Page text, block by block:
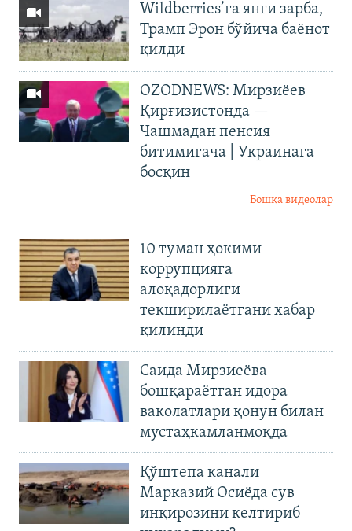
Wildberries’га янги зарба,
Трамп Эрон бўйича баёнот
қилди
OZODNEWS: Мирзиёев
Қирғизистонда —
Чашмадан пенсия
битимигача | Украинага
босқин
Бошқа видеолар
10 туман ҳокими
коррупцияга
алоқадорлиги
текширилаётгани хабар
қилинди
Саида Мирзиеёва
бошқараётган идора
ваколатлари қонун билан
мустаҳкамланмоқда
Қўштепа канали
Марказий Осиёда сув
инқирозини келтириб